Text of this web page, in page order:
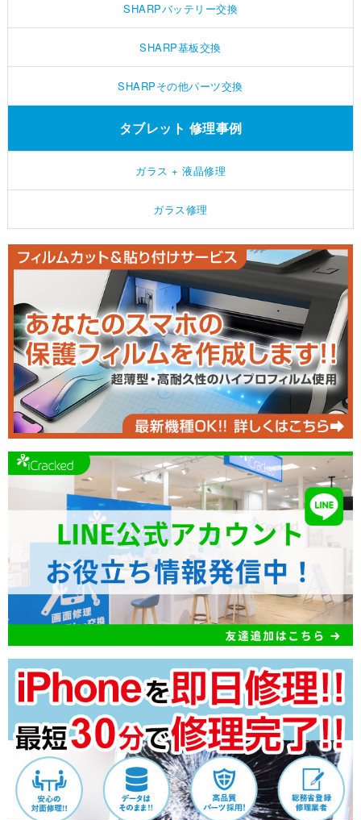
SHARPバッテリー交換
SHARP基板交換
SHARPその他パーツ交換
タブレット 修理事例
ガラス + 液晶修理
ガラス修理